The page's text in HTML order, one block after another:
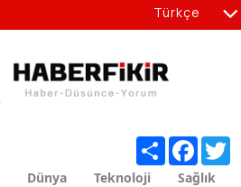
Dünya Teknoloji Sağlık
Share
Türkçe
en